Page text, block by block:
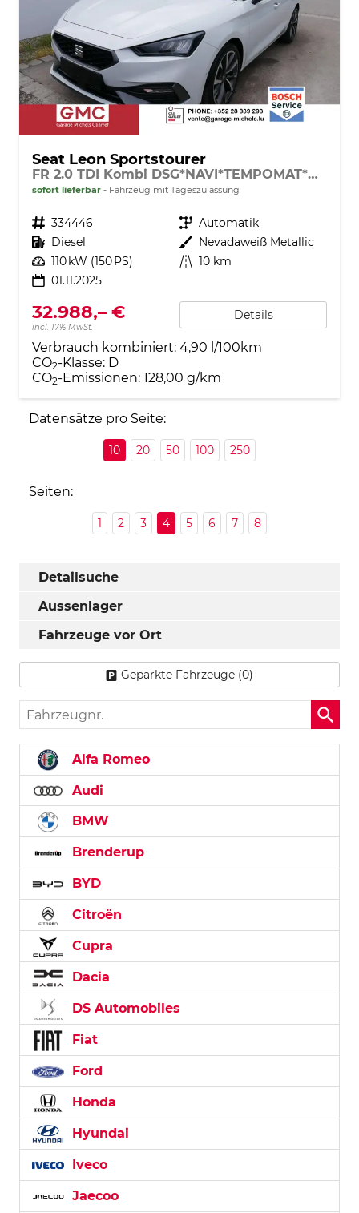
Seat Leon Sportstourer
FR 2.0 TDI Kombi DSG*NAVI*TEMPOMAT*KAMERA*KEYLESS-GO*VIRTUAL COCKPIT*
sofort lieferbar Fahrzeug mit Tageszulassung
Fahrzeugnr. 334446 Getriebe Automatik
Kraftstoff Diesel Außenfarbe Nevadaweiß Metallic
Leistung 110 kW (150 PS) Kilometerstand 10 km
01.11.2025
32.988,– €
incl. 17% MwSt.
Details
Verbrauch kombiniert: 4,90 l/100km
CO2-Klasse: D
CO2-Emissionen: 128,00 g/km
Datensätze pro Seite:
10 20 50 100 250
Seiten:
1 2 3 4 5 6 7 8
Detailsuche
Aussenlager
Fahrzeuge vor Ort
Geparkte Fahrzeuge (0)
Fahrzeugnr.
Alfa Romeo
Audi
BMW
Brenderup
BYD
Citroën
Cupra
Dacia
DS Automobiles
Fiat
Ford
Honda
Hyundai
Iveco
Jaecoo